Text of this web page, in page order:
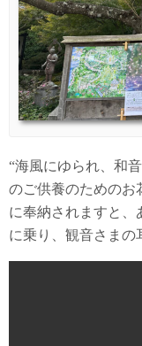
“海風にゆられ、和
のご供養のためのお
に奉納されますと、
に乗り、観音さまの